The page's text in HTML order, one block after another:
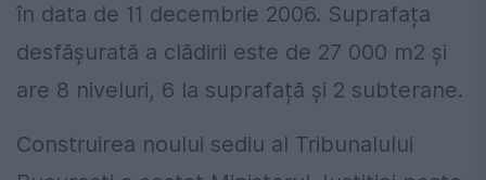
în data de 11 decembrie 2006. Suprafața
desfășurată a clădirii este de 27 000 m2 și
are 8 niveluri, 6 la suprafață și 2 subterane.
Construirea noului sediu al Tribunalului